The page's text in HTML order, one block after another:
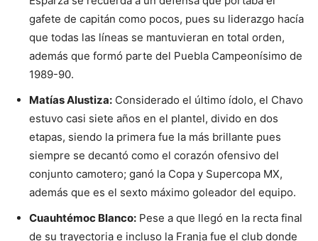
gafete de capitán como pocos, pues su liderazgo hacía
que todas las líneas se mantuvieran en total orden,
además que formó parte del Puebla Campeonísimo de
1989-90.
Matías Alustiza: Considerado el último ídolo, el Chavo
estuvo casi siete años en el plantel, divido en dos
etapas, siendo la primera fue la más brillante pues
siempre se decantó como el corazón ofensivo del
conjunto camotero; ganó la Copa y Supercopa MX,
además que es el sexto máximo goleador del equipo.
Cuauhtémoc Blanco: Pese a que llegó en la recta final
de su trayectoria e incluso la Franja fue el club donde